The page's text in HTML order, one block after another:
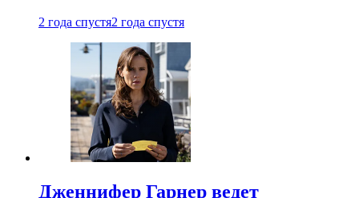
2 года спустя2 года спустя
Дженнифер Гарнер ведет